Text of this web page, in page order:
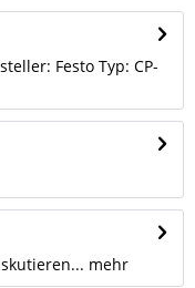
Festo Typ: CP-
mehr